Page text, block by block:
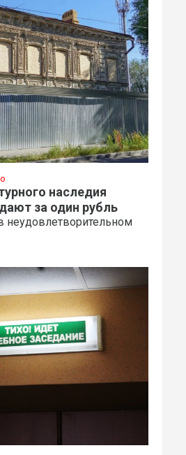
наследия
за один рубль
неудовлетворительном